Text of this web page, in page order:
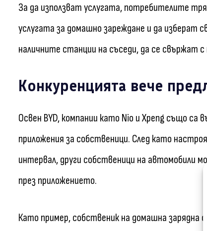
За да използват услугата, потребителите
услугата за домашно зареждане и да изберат
наличните станции на съседи, да се свържат
Конкуренцията вече
Освен BYD, компании като Nio и Xpeng също са
приложения за собственици. След като
интервал, други собственици на автомобили
през приложението.
Като пример, собственик на домашна зарядна